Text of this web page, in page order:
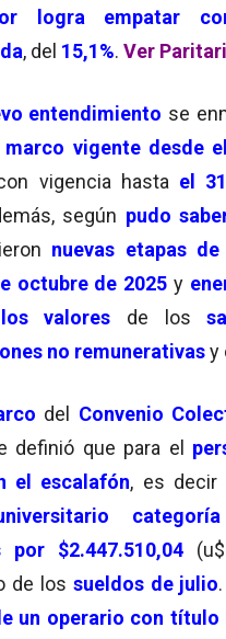
logra empatar
, del 15,1%. Ver
entendimiento se
marco vigente desde
vigencia hasta el
según pudo
nuevas etapas
octubre de 2025 y
valores de los
no remunerativasу
del Convenio
definió que para el
el escalafón, es decir
por $2.447.510,04
de los sueldos de julio
un operario con título